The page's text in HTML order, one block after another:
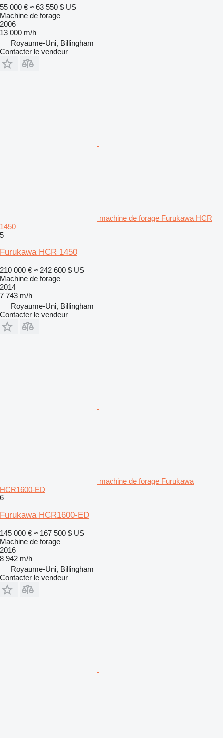
55 000 € ≈ 63 550 $ US
Machine de forage
2006
13 000 m/h
Royaume-Uni, Billingham
Contacter le vendeur
machine de forage Furukawa HCR
1450
5
Furukawa HCR 1450
210 000 € ≈ 242 600 $ US
Machine de forage
2014
7 743 m/h
Royaume-Uni, Billingham
Contacter le vendeur
machine de forage Furukawa
HCR1600-ED
6
Furukawa HCR1600-ED
145 000 € ≈ 167 500 $ US
Machine de forage
2016
8 942 m/h
Royaume-Uni, Billingham
Contacter le vendeur